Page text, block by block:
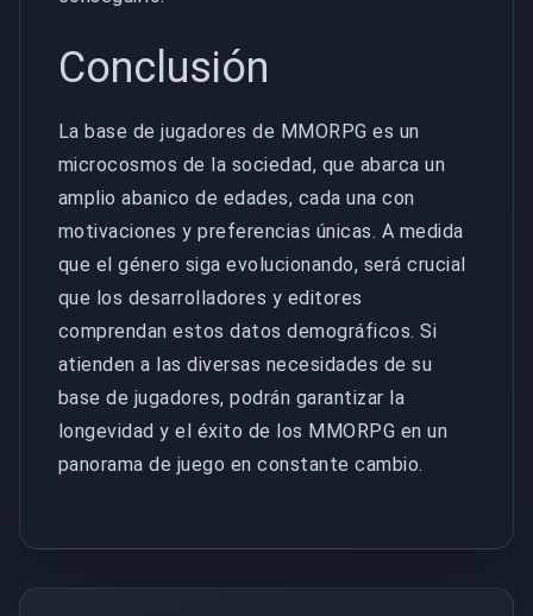
Conclusión
La base de jugadores de MMORPG es un
microcosmos de la sociedad, que abarca un
amplio abanico de edades, cada una con
motivaciones y preferencias únicas. A medida
que el género siga evolucionando, será crucial
que los desarrolladores y editores
comprendan estos datos demográficos. Si
atienden a las diversas necesidades de su
base de jugadores, podrán garantizar la
longevidad y el éxito de los MMORPG en un
panorama de juego en constante cambio.